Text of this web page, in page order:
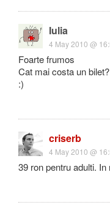
Iulia
4 May 2010 @
Foarte frumos
Cat mai costa un bilet?
:)
criserb
4 May 2010 @
39 ron pentru adulti.